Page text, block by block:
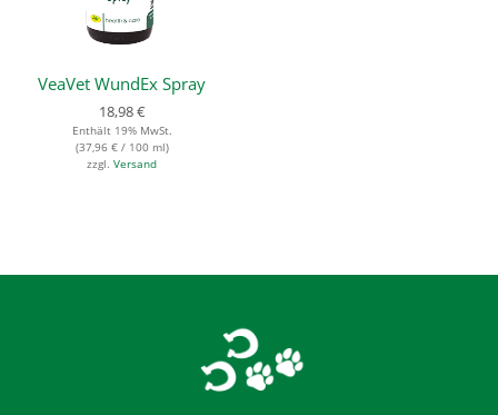
VeaVet WundEx Spray
18,98€
Enthält 19% MwSt.
(37,96 €/ 100 ml)
zzgl. Versand